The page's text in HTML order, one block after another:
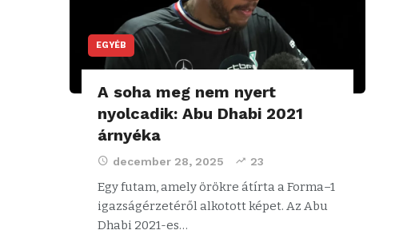
EGYÉB
A soha meg nem nyert
nyolcadik: Abu Dhabi 2021
árnyéka
december 28, 2025 23
Egy futam, amely örökre átírta a Forma–1
igazságérzetéről alkotott képet. Az Abu
Dhabi 2021-es…